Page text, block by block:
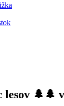
lesov 🌲🌲